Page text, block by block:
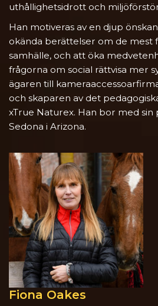
uthållighetsidrott och
Han motiveras av en djup
okända berättelser om de mest
samhälle, och att öka
frågorna om social rättvisa mer
ägaren till
och skaparen av det
xTrue Naturex. Han bor med sin
Sedona i Arizona.
Fiona Oakes